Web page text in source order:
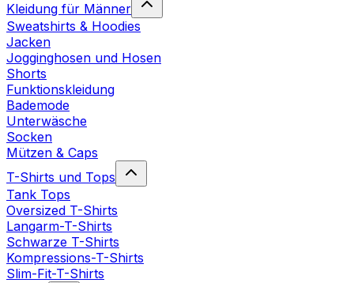
Kleidung für Männer
Sweatshirts & Hoodies
Jacken
Jogginghosen und Hosen
Shorts
Funktionskleidung
Bademode
Unterwäsche
Socken
Mützen & Caps
T-Shirts und Tops
Tank Tops
Oversized T-Shirts
Langarm-T-Shirts
Schwarze T-Shirts
Kompressions-T-Shirts
Slim-Fit-T-Shirts